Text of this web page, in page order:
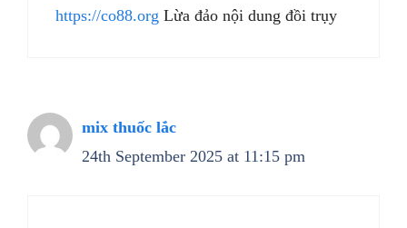
https://co88.org Lừa đảo nội dung đồi trụy
mix thuốc lắc
24th September 2025 at 11:15 pm